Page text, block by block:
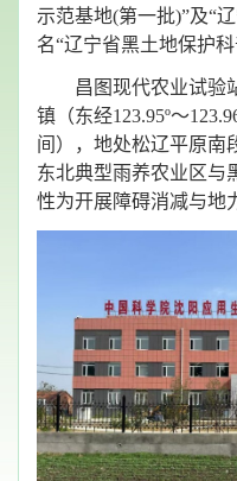
示范基地(第一批)”及“
名“辽宁省黑土地保护
昌图现代农业试验
镇（东经123.95º～
间），地处松辽平原南
东北典型雨养农业区与
性为开展障碍消减与地